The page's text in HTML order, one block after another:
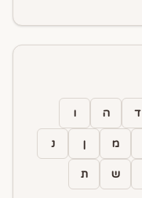
ד ה ו
מ ן נ
ש ת